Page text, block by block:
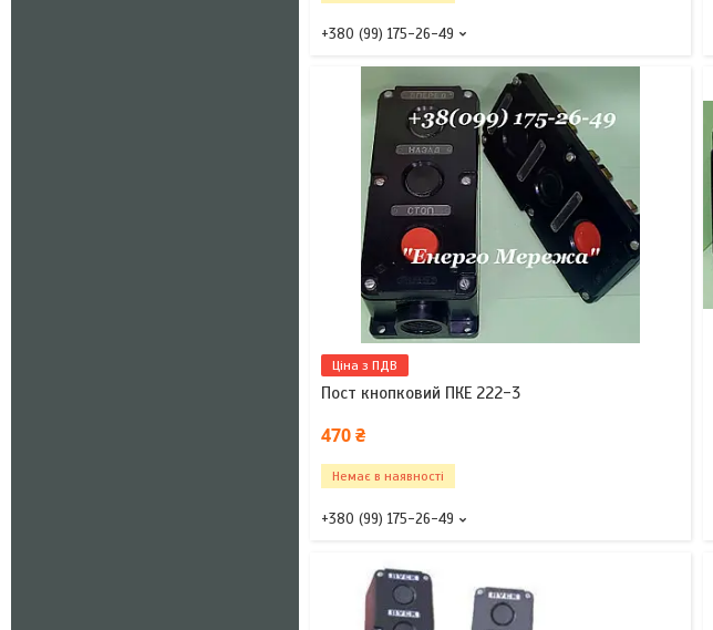
+380 (99) 175-26-49
Ціна з ПДВ
Пост кнопковий ПКЕ 222-3
470 ₴
Немає в наявності
+380 (99) 175-26-49